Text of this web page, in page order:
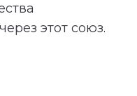
этот союз.